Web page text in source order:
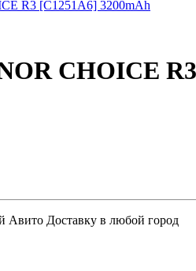
CHOICE
Авито Доставку в любой город